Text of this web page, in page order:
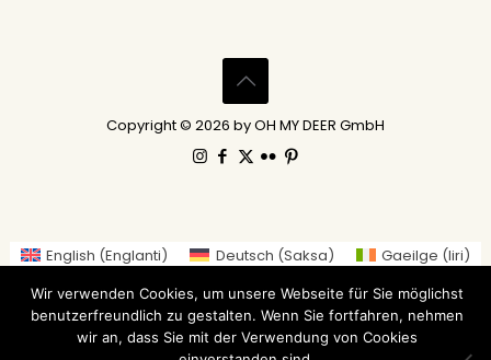
Copyright © 2026 by OH MY DEER GmbH
English (Englanti) Deutsch (Saksa) Gaeilge (Iiri)
Nederlands(Hollanti) Suomi Français (Ranska
Italiano(Italia) 日本語( Japani)
Wir verwenden Cookies, um unsere Webseite für Sie möglichst
benutzerfreundlich zu gestalten. Wenn Sie fortfahren, nehmen
wir an, dass Sie mit der Verwendung von Cookies